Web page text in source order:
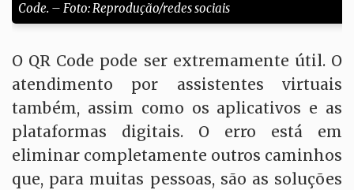
Code. – Foto: Reprodução/redes sociais
O QR Code pode ser extremamente útil. O
atendimento por assistentes virtuais
também, assim como os aplicativos e as
plataformas digitais. O erro está em
eliminar completamente outros caminhos
que, para muitas pessoas, são as soluções